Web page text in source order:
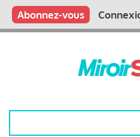
Aller
contenu
Main
Qui sommes nous ?
Vous publiez
Nous publions
Contactez-nous
Abonnez-vous